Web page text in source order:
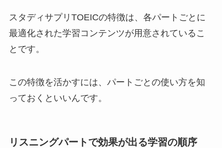
スタディサプリTOEICの特徴は、各パートごとに
最適化された学習コンテンツが用意されているこ
とです。
この特徴を活かすには、パートごとの使い方を知
っておくといいんです。
リスニングパートで効果が出る学習の順序